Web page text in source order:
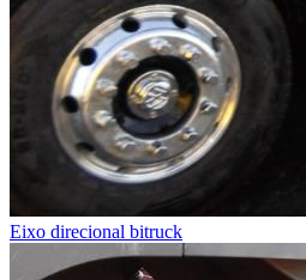
Eixo direcional bitruck